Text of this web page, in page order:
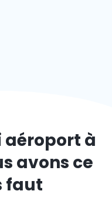
aéroport à
avons ce
faut